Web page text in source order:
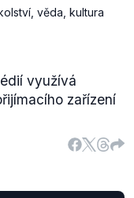
věda, kultura
využívá
zařízení